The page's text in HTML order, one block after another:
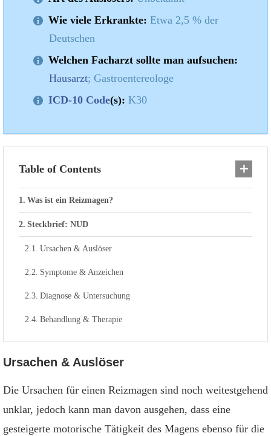
Wie viele Erkrankte: Etwa 2,5 % der
Deutschen
Welchen Facharzt sollte man aufsuchen:
Hausarzt; Gastroentereologe
ICD-10 Code(s): K30
Table of Contents
Was ist ein Reizmagen?
Steckbrief: NUD
Ursachen & Auslöser
Symptome & Anzeichen
Diagnose & Untersuchung
Behandlung & Therapie
Ursachen & Auslöser
Die Ursachen für einen Reizmagen sind noch weitestgehend
unklar, jedoch kann man davon ausgehen, dass eine
gesteigerte motorische Tätigkeit des Magens ebenso für die